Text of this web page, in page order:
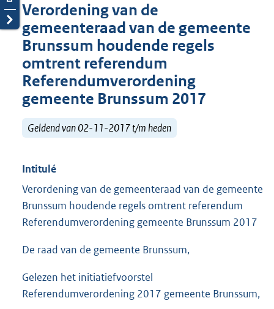
Verordening van de
gemeenteraad van de gemeente
Brunssum houdende regels
omtrent referendum
Referendumverordening
gemeente Brunssum 2017
Geldend van 02-11-2017 t/m heden
Intitulé
Verordening van de gemeenteraad van de gemeente
Brunssum houdende regels omtrent referendum
Referendumverordening gemeente Brunssum 2017
De raad van de gemeente Brunssum,
Gelezen het initiatiefvoorstel
Referendumverordening 2017 gemeente Brunssum,